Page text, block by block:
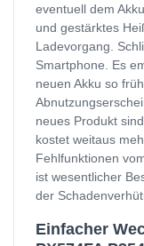
eventuell dem
und gestärktes
Ladevorgang.
Smartphone. Es
neuen Akku so
neues Produkt
kostet weitaus
Fehlfunktionen
ist wesentlicher
der
Einfacher